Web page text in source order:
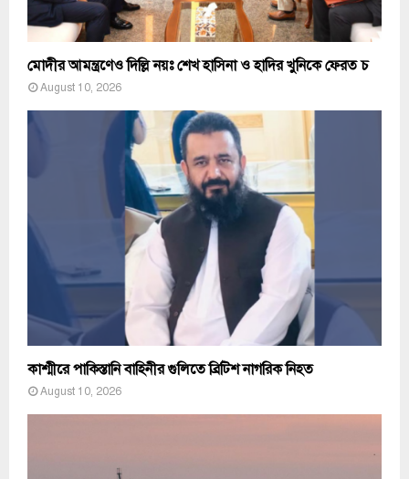
মোদীর আমন্ত্রণেও দিল্লি নয়ঃ শেখ হাসিনা ও হাদির খুনিকে ফেরত চ
August 10, 2026
কাশ্মীরে পাকিস্তানি বাহিনীর গুলিতে ব্রিটিশ নাগরিক নিহত
August 10, 2026